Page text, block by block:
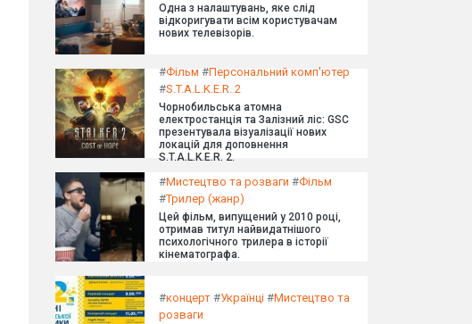
Одна з налаштувань, яке слід
відкоригувати всім користувачам
нових телевізорів.
#Фільм #Персональний комп'ютер
#S.T.A.L.K.E.R. 2
Чорнобильська атомна
електростанція та Залізний ліс: GSC
презентувала візуалізації нових
локацій для доповнення
S.T.A.L.K.E.R. 2.
#Мистецтво та розваги #Фільм
#Трилер (жанр)
Цей фільм, випущений у 2010 році,
отримав титул найвидатнішого
психологічного трилера в історії
кінематографа.
#концерт #Українці #Мистецтво та
розваги